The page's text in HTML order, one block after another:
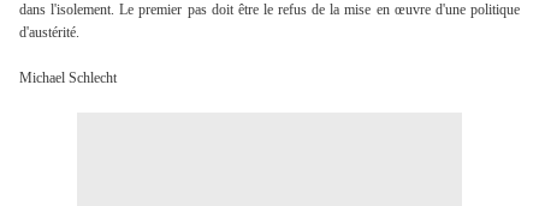
dans l'isolement. Le premier pas doit être le refus de la mise en œuvre d'une politique
d'austérité.
Michael Schlecht